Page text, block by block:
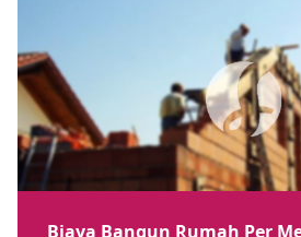
Biaya Bangun Rumah Per